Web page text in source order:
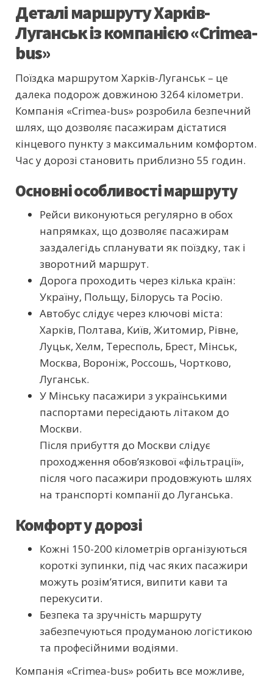
Деталі маршруту Харків-
Луганськ із компанією «Crimea-
bus»
Поїздка маршрутом Харків-Луганськ – це
далека подорож довжиною 3264 кілометри.
Компанія «Crimea-bus» розробила безпечний
шлях, що дозволяє пасажирам дістатися
кінцевого пункту з максимальним комфортом.
Час у дорозі становить приблизно 55 годин.
Основні особливості маршруту
Рейси виконуються регулярно в обох
напрямках, що дозволяє пасажирам
заздалегідь спланувати як поїздку, так і
зворотний маршрут.
Дорога проходить через кілька країн:
Україну, Польщу, Білорусь та Росію.
Автобус слідує через ключові міста:
Харків, Полтава, Київ, Житомир, Рівне,
Луцьк, Хелм, Тересполь, Брест, Мінськ,
Москва, Вороніж, Россошь, Чортково,
Луганськ.
У Мінську пасажири з українськими
паспортами пересідають літаком до
Москви.
Після прибуття до Москви слідує
проходження обов’язкової «фільтрації»,
після чого пасажири продовжують шлях
на транспорті компанії до Луганська.
Комфорт у дорозі
Кожні 150-200 кілометрів організуються
короткі зупинки, під час яких пасажири
можуть розім’ятися, випити кави та
перекусити.
Безпека та зручність маршруту
забезпечуються продуманою логістикою
та професійними водіями.
Компанія «Crimea-bus» робить все можливе,